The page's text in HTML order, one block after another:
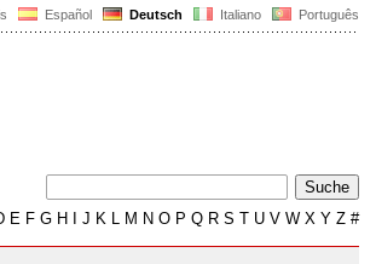
Español Deutsch Italiano Português
E F G H J K L M N O P Q R S T U V W X Y Z #